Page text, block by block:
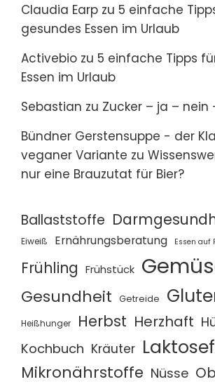
Claudia Earp zu 5 einfache
gesundes Essen im Urlaub
Activebio zu 5 einfache Tipps
Essen im Urlaub
Sebastian zu Zucker – ja – nein
Bündner Gerstensuppe - der
veganer Variante zu
nur eine Brauzutat für Bier?
Ballaststoffe
Eiweiß Ernährungsberatung Essen auf
Frühling Frühstück
Gesundheit Getreide
Heißhunger Herbst Herzhaft
Kochbuch Kräuter
Mikronährstoffe Nüsse